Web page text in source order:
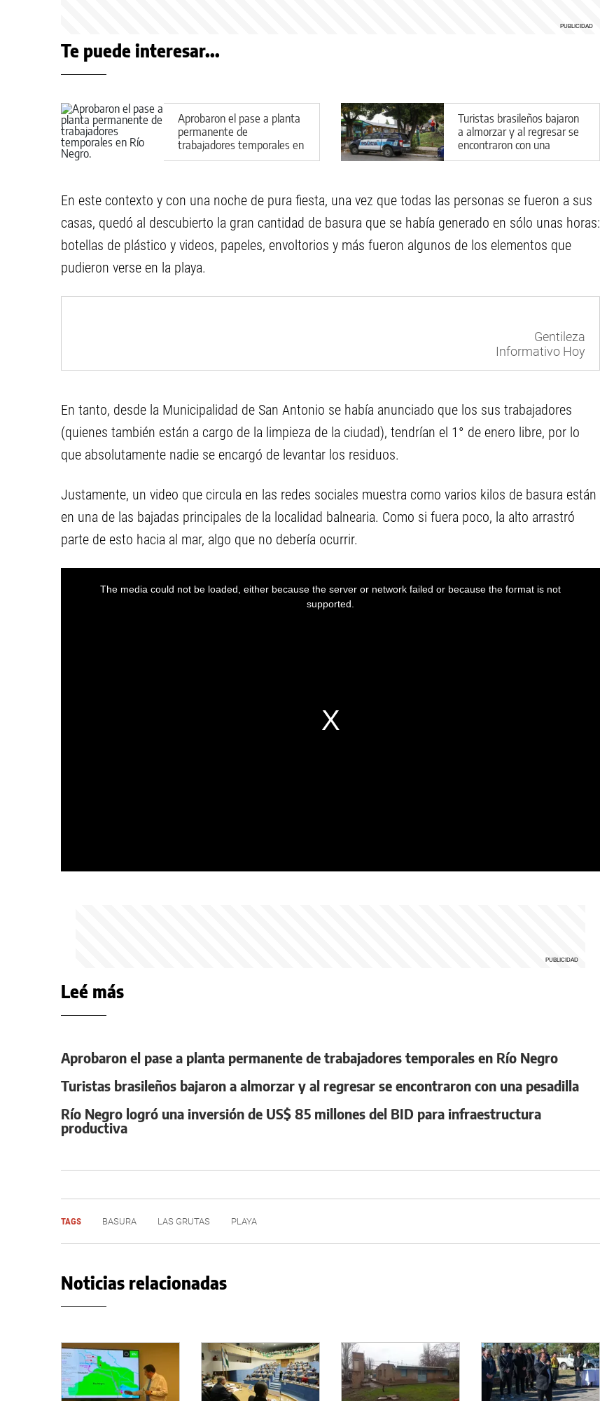
Te puede interesar...
Aprobaron el pase a planta
permanente de
trabajadores temporales en
Río Negro
Turistas brasileños bajaron
a almorzar y al regresar se
encontraron con una
pesadilla
En este contexto y con una noche de pura fiesta, una vez que todas las personas se fueron a sus
casas, quedó al descubierto la gran cantidad de basura que se había generado en sólo unas horas:
botellas de plástico y videos, papeles, envoltorios y más fueron algunos de los elementos que
pudieron verse en la playa.
Gentileza
Informativo Hoy
En tanto, desde la Municipalidad de San Antonio se había anunciado que los sus trabajadores
(quienes también están a cargo de la limpieza de la ciudad), tendrían el 1° de enero libre, por lo
que absolutamente nadie se encargó de levantar los residuos.
Justamente, un video que circula en las redes sociales muestra como varios kilos de basura están
en una de las bajadas principales de la localidad balnearia. Como si fuera poco, la alto arrastró
parte de esto hacia al mar, algo que no debería ocurrir.
Leé más
Aprobaron el pase a planta permanente de trabajadores temporales en Río Negro
Turistas brasileños bajaron a almorzar y al regresar se encontraron con una pesadilla
Río Negro logró una inversión de US$ 85 millones del BID para infraestructura
productiva
TAGS BASURA LAS GRUTAS PLAYA
Noticias relacionadas